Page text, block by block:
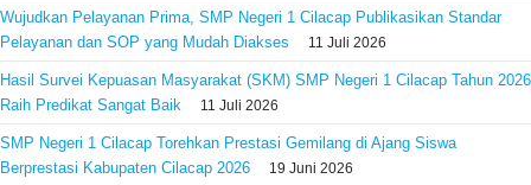
Wujudkan Pelayanan Prima, SMP Negeri 1 Cilacap Publikasikan Standar
Pelayanan dan SOP yang Mudah Diakses
11 Juli 2026
Hasil Survei Kepuasan Masyarakat (SKM) SMP Negeri 1 Cilacap Tahun 2026
Raih Predikat Sangat Baik
11 Juli 2026
SMP Negeri 1 Cilacap Torehkan Prestasi Gemilang di Ajang Siswa
Berprestasi Kabupaten Cilacap 2026
19 Juni 2026